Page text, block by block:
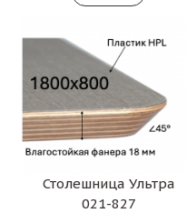
Столешница Ультра
021-827